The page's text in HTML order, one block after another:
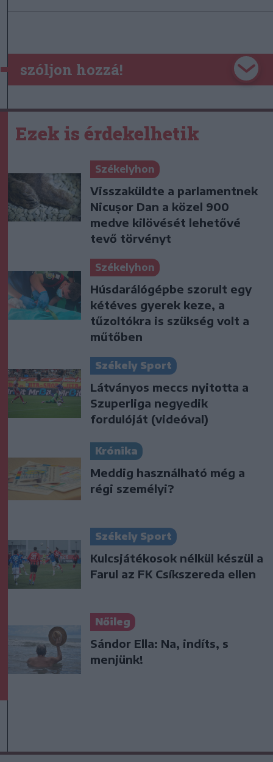
szóljon hozzá!
Ezek is érdekelhetik
Székelyhon
Visszaküldte a parlamentnek
Nicușor Dan a közel 900
medve kilövését lehetővé
tevő törvényt
Székelyhon
Húsdarálógépbe szorult egy
kétéves gyerek keze, a
tűzoltókra is szükség volt a
műtőben
Székely Sport
Látványos meccs nyitotta a
Szuperliga negyedik
fordulóját (videóval)
Krónika
Meddig használható még a
régi személyi?
Székely Sport
Kulcsjátékosok nélkül készül a
Farul az FK Csíkszereda ellen
Nőileg
Sándor Ella: Na, indíts, s
menjünk!